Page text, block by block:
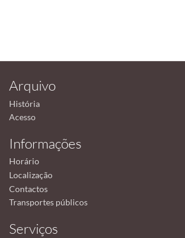
Arquivo
História
Acesso
Informações
Horário
Localização
Contactos
Transportes públicos
Serviços